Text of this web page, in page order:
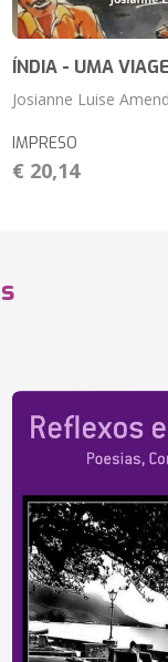
ÍNDIA - UMA
Josianne Luise
IMPRESO
€ 20,14